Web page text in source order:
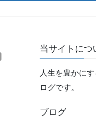
当サイトにつ
人生を豊かに
ログです。
ブログ